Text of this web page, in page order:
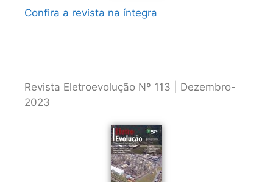
Confira a revista na íntegra
Revista Eletroevolução Nº 113 | Dezembro-
2023